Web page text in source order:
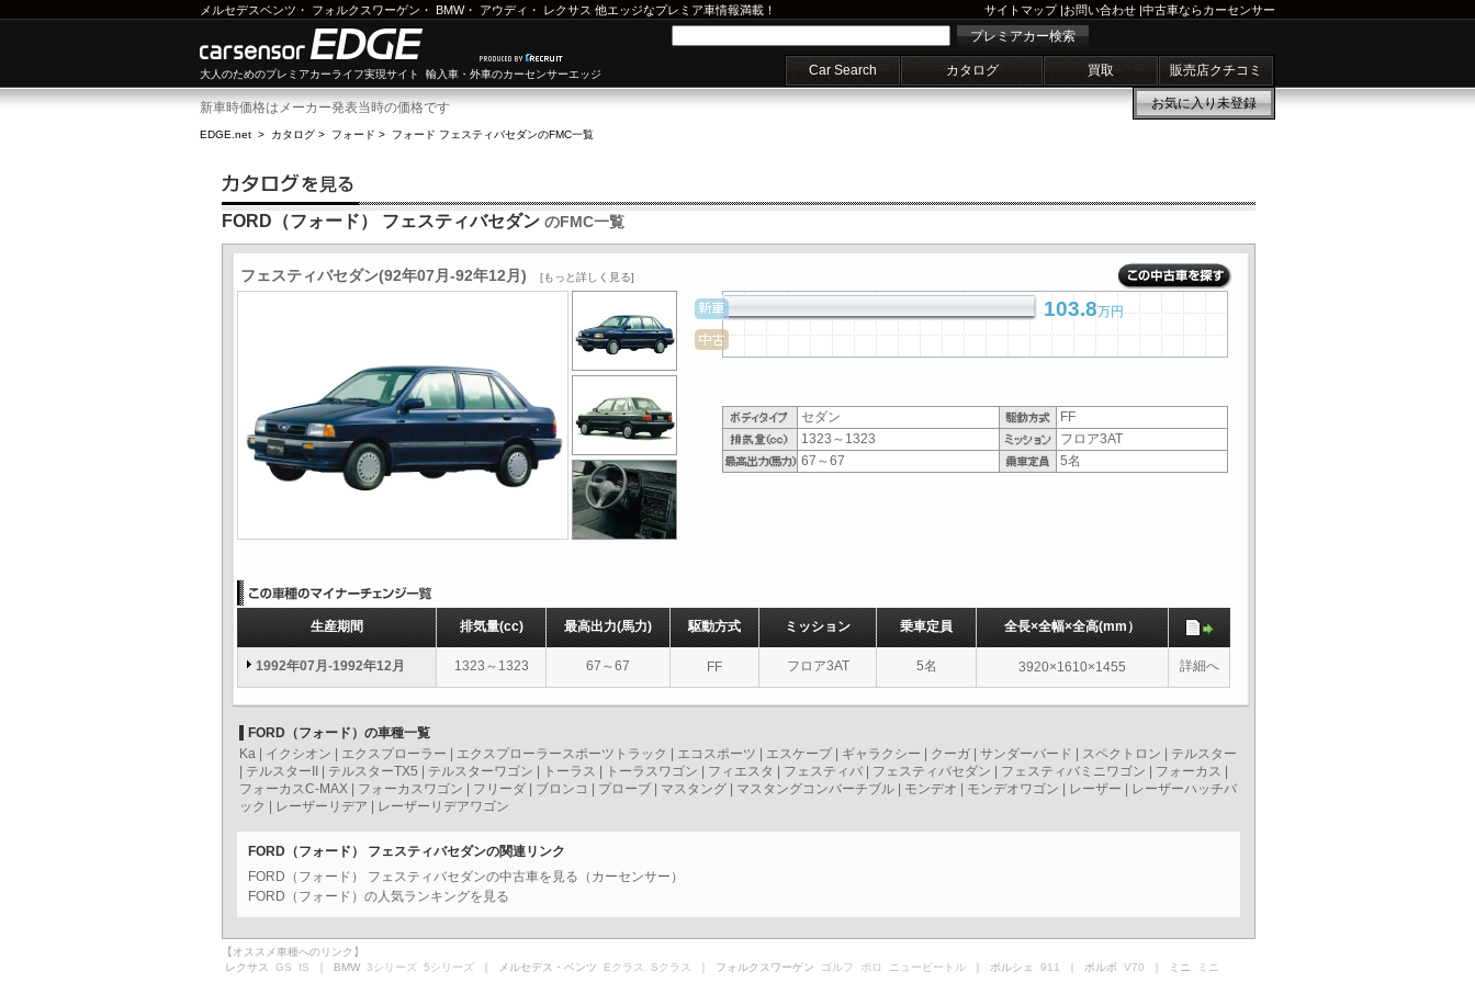
メルセデスベンツ ・ フォルクスワーゲン ・ BMW・ アウディ ・ レクサス 他エッジなプレミア車情報満載！ サイトマップ|お問い合わせ |中古車ならカーセンサー
大人のためのプレミアカーライフ実現サイト 輸入車・外車のカーセンサーエッジ
プレミアカー検索
Car Search カタログ 買取 販売店クチコミ
お気に入り未登録
新車時価格はメーカー発表当時の価格です
EDGE.net > カタログ > フォード > フォード フェスティバセダンのFMC一覧
FORD（フォード） フェスティバセダン のFMC一覧
フェスティバセダン(92年07月-92年12月) [もっと詳しく見る]
103.8万円
セダン
FF
1323～1323
フロア3AT
67～67
5名
生産期間 排気量(cc) 最高出力(馬力) 駆動方式 ミッション 乗車定員 全長×全幅×全高(mm）
1992年07月-1992年12月 1323～1323 67～67 FF フロア3AT 5名 3920×1610×1455 詳細へ
FORD（フォード）の車種一覧
Ka
イクシオン エクスプローラー エクスプローラースポーツトラック エコスポーツ エスケープ| ギャラクシー クーガ サンダーバード スペクトロン
テルスター
テルスターII テルスターTX5 テルスターワゴン トーラス トーラスワゴン フィエスタ フェスティバ フェスティバセダン フェスティバミニワゴン フォーカス
フォーカスC-MAX
フォーカスワゴン フリーダ ブロンコ プローブ マスタング マスタングコンバーチブル モンデオ モンデオワゴン レーザー
レーザーハッチバ
ック
レーザーリデア レーザーリデアワゴン
FORD（フォード） フェスティバセダンの関連リンク
FORD（フォード） フェスティバセダンの中古車を見る（カーセンサー）
FORD（フォード）の人気ランキングを見る
【オススメ車種へのリンク】
レクサス GS IS ｜ BMW 3シリーズ 5シリーズ ｜ メルセデス・ベンツ Eクラス Sクラス ｜ フォルクスワーゲン ゴルフ ポロ ニュービートル ｜ ポルシェ 911 ｜ ボルボ V70 ｜ ミニ ミニ